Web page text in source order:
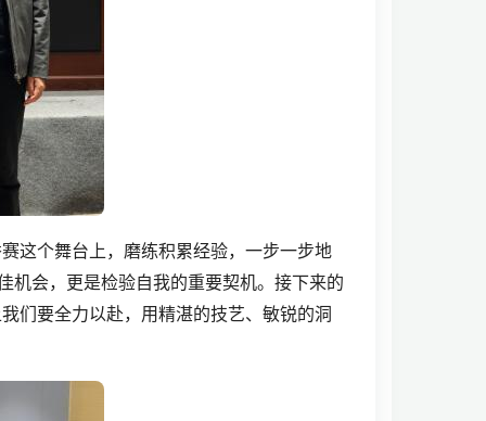
这个舞台上，磨练积累经验，一步一步地
机会，更是检验自我的重要契机。接下来的
们要全力以赴，用精湛的技艺、敏锐的洞